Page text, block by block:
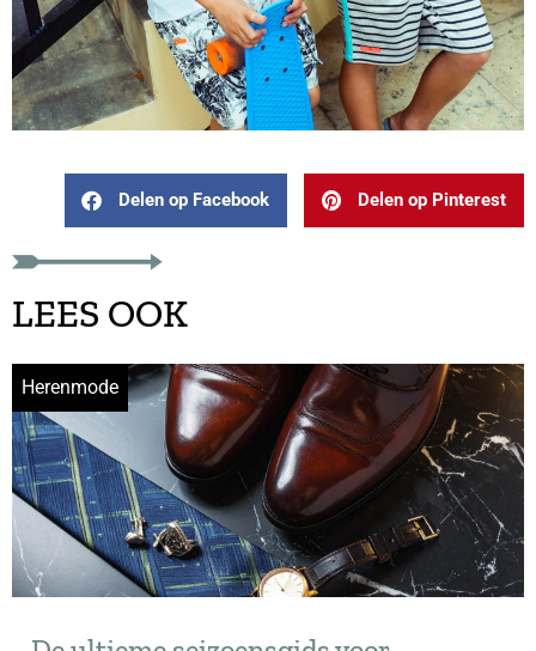
Delen op Facebook Delen op Pinterest
LEES OOK
Herenmode